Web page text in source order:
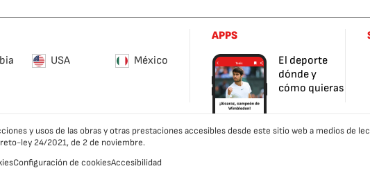
USA
México
APPS
El deporte
dónde y
cómo quieras
y usos de las obras y otras prestaciones accesibles desde este sitio web a medios de
ley 24/2021, de 2 de noviembre.
Configuración de cookiesAccesibilidad